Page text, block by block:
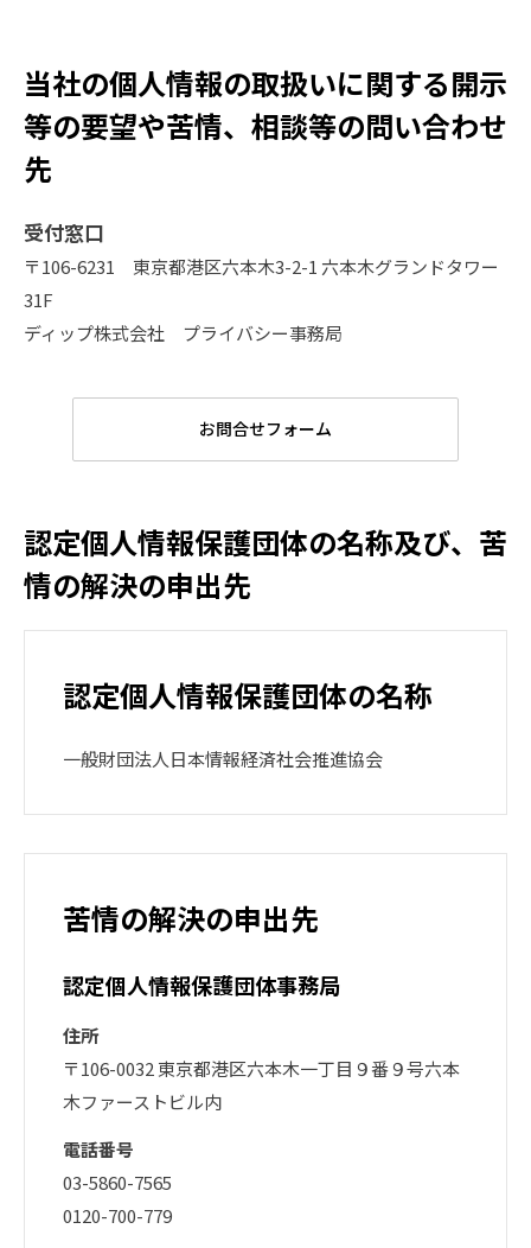
当社の個人情報の取扱いに関する開示
等の要望や苦情、相談等の問い合わせ
先
受付窓口
〒106-6231 東京都港区六本木3-2-1 六本木グランドタワー
31F
ディップ株式会社 プライバシー事務局
お問合せフォーム
認定個人情報保護団体の名称及び、苦
情の解決の申出先
認定個人情報保護団体の名称
一般財団法人日本情報経済社会推進協会
苦情の解決の申出先
認定個人情報保護団体事務局
住所
〒106-0032 東京都港区六本木一丁目９番９号六本
木ファーストビル内
電話番号
03-5860-7565
0120-700-779